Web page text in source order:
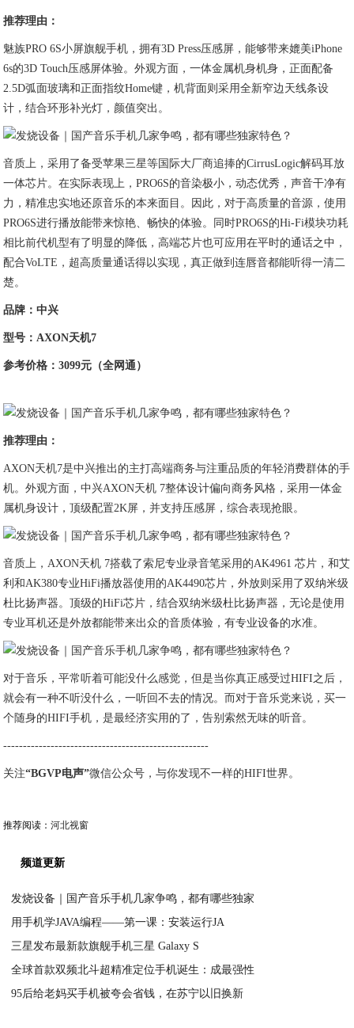
推荐理由：
魅族PRO 6S小屏旗舰手机，拥有3D Press压感屏，能够带来媲美iPhone
6s的3D Touch压感屏体验。外观方面，一体金属机身机身，正面配备
2.5D弧面玻璃和正面指纹Home键，机背面则采用全新窄边天线条设
计，结合环形补光灯，颜值突出。
音质上，采用了备受苹果三星等国际大厂商追捧的CirrusLogic解码耳放
一体芯片。在实际表现上，PRO6S的音染极小，动态优秀，声音干净有
力，精准忠实地还原音乐的本来面目。因此，对于高质量的音源，使用
PRO6S进行播放能带来惊艳、畅快的体验。同时PRO6S的Hi-Fi模块功耗
相比前代机型有了明显的降低，高端芯片也可应用在平时的通话之中，
配合VoLTE，超高质量通话得以实现，真正做到连唇音都能听得一清二
楚。
品牌：中兴
型号：AXON天机7
参考价格：3099元（全网通）
推荐理由：
AXON天机7是中兴推出的主打高端商务与注重品质的年轻消费群体的手
机。外观方面，中兴AXON天机 7整体设计偏向商务风格，采用一体金
属机身设计，顶级配置2K屏，并支持压感屏，综合表现抢眼。
音质上，AXON天机 7搭载了索尼专业录音笔采用的AK4961 芯片，和艾
利和AK380专业HiFi播放器使用的AK4490芯片，外放则采用了双纳米级
杜比扬声器。顶级的HiFi芯片，结合双纳米级杜比扬声器，无论是使用
专业耳机还是外放都能带来出众的音质体验，有专业设备的水准。
对于音乐，平常听着可能没什么感觉，但是当你真正感受过HIFI之后，
就会有一种不听没什么，一听回不去的情况。而对于音乐党来说，买一
个随身的HIFI手机，是最经济实用的了，告别索然无味的听音。
----------------------------------------------------
关注“BGVP电声”微信公众号，与你发现不一样的HIFI世界。
推荐阅读：河北视窗
频道更新
发烧设备｜国产音乐手机几家争鸣，都有哪些独家
用手机学JAVA编程——第一课：安装运行JA
三星发布最新款旗舰手机三星 Galaxy S
全球首款双频北斗超精准定位手机诞生：成最强性
95后给老妈买手机被夸会省钱，在苏宁以旧换新